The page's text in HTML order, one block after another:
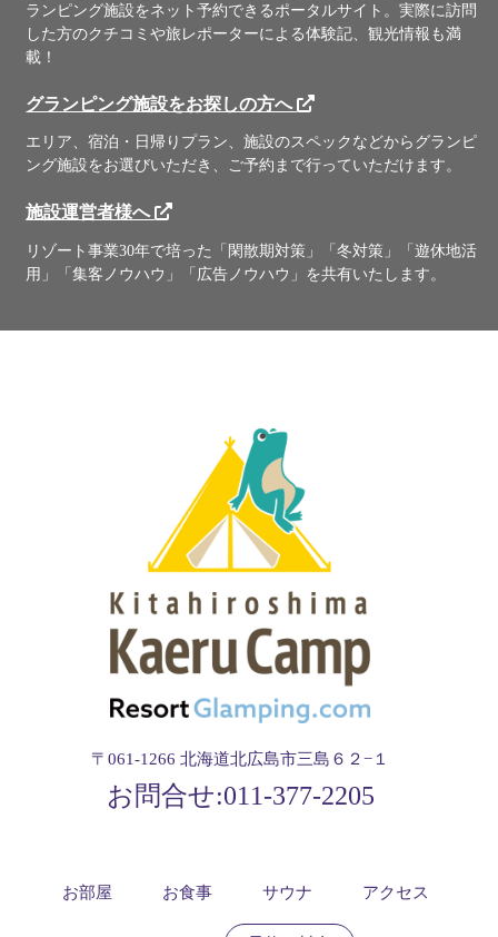
ランピング施設をネット予約できるポータルサイト。実際に訪問
した方のクチコミや旅レポーターによる体験記、観光情報も満
載！
グランピング施設をお探しの方へ
エリア、宿泊・日帰りプラン、施設のスペックなどからグランピ
ング施設をお選びいただき、ご予約まで行っていただけます。
施設運営者様へ
リゾート事業30年で培った「閑散期対策」「冬対策」「遊休地活
用」「集客ノウハウ」「広告ノウハウ」を共有いたします。
〒061-1266 北海道北広島市三島６２−１
お問合せ:011-377-2205
お部屋 お食事 サウナ アクセス